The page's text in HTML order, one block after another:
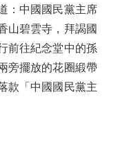
中國國民黨主席
山碧雲寺，拜謁國
前往紀念堂中的孫
旁擺放的花圈緞帶
款「中國國民黨主